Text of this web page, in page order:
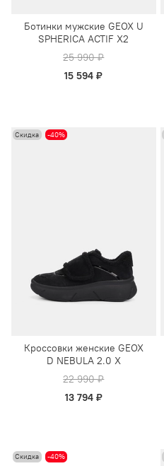
Ботинки мужские GEOX U
SPHERICA ACTIF X2
25 990 ₽
15 594 ₽
Скидка -40%
Кроссовки женские GEOX
D NEBULA 2.0 X
22 990 ₽
13 794 ₽
Скидка -40%